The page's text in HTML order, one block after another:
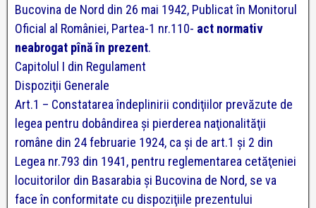
Bucovina de Nord din 26 mai 1942, Publicat în Monitorul
Oficial al României, Partea-1 nr.110- act normativ
neabrogat pînă în prezent.
Capitolul I din Regulament
Dispoziţii Generale
Art.1 – Constatarea îndeplinirii condiţiilor prevăzute de
legea pentru dobândirea şi pierderea naţionalităţii
române din 24 februarie 1924, ca şi de art.1 şi 2 din
Legea nr.793 din 1941, pentru reglementarea cetăţeniei
locuitorilor din Basarabia şi Bucovina de Nord, se va
face în conformitate cu dispoziţiile prezentului